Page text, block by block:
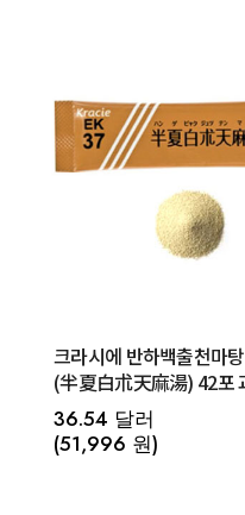
크라시에 반하백출천마탕
(半夏白朮天麻湯) 42포 과립한방
【EK-37】
36.54 달러
(51,996 원)